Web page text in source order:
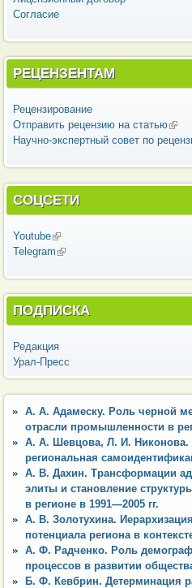
Согласие
РЕЦЕНЗЕНТАМ
Рецензирование
Отправить рецензию на статью
Научно-экспертный совет по
СОЦСЕТИ
Youtube(внешняя ссылка)
Telegram (внешняя ссылка)
ПОДПИСКА
Редакция
Урал-Пресс
А. А. Адамеску. Роль черной
отрасли промышленности в
А. А. Шевцова, Л. И. Никонова.
региональная
А. В. Дахин. Трансформации
элиты и становление
в регионе в 1991—2005 гг.
А. В. Золотухина.
потенциала региона в
А. Ф. Радченко. Роль
процессов в развитии
Б. Ф. Кевбрин. Детерминация